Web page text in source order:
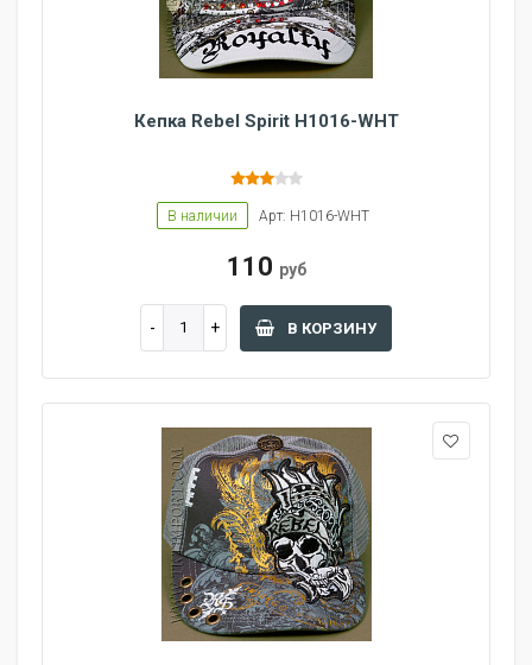
Кепка Rebel Spirit H1016-WHT
В наличии Арт: H1016-WHT
110 руб
В КОРЗИНУ